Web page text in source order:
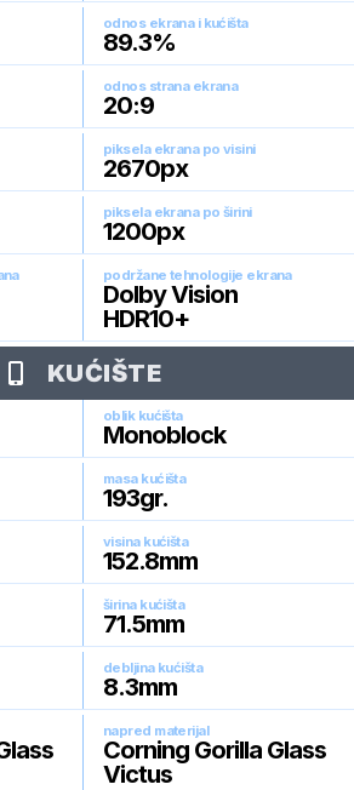
odnos ekrana i kućišta
89.3%
odnos strana ekrana
20:9
piksela ekrana po visini
2670px
piksela ekrana po širini
1200px
podržane tehnologije ekrana
Dolby Vision
HDR10+
KUĆIŠTE
oblik kućišta
Monoblock
masa kućišta
193gr.
visina kućišta
152.8mm
širina kućišta
71.5mm
debljina kućišta
8.3mm
napred materijal
Corning Gorilla Glass
Victus